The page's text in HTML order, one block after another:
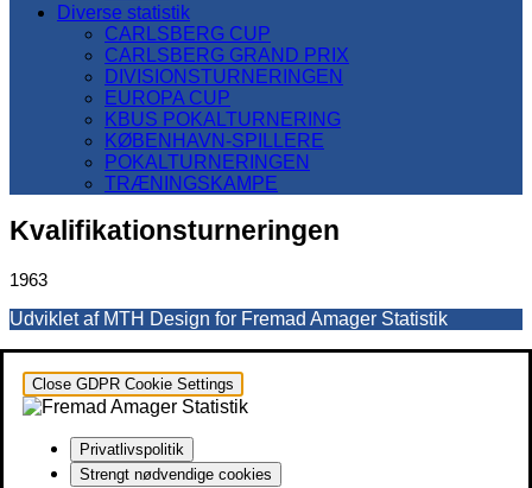
Diverse statistik
CARLSBERG CUP
CARLSBERG GRAND PRIX
DIVISIONSTURNERINGEN
EUROPA CUP
KBUS POKALTURNERING
KØBENHAVN-SPILLERE
POKALTURNERINGEN
TRÆNINGSKAMPE
Kvalifikationsturneringen
1963
Udviklet af MTH Design for Fremad Amager Statistik
Close GDPR Cookie Settings
Privatlivspolitik
Strengt nødvendige cookies